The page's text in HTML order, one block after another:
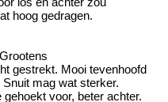
hoog gedragen.
gestrekt. Mooi tevenhoofd
mag wat sterker.
voor, beter achter.